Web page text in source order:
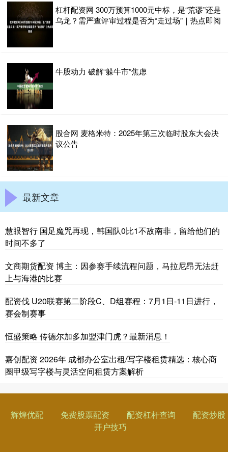
杠杆配资网 300万预算1000元中标，是“荒谬”还是
乌龙？需严查评审过程是否为“走过场”｜热点即阅
牛股动力 破解“躲牛市”焦虑
股合网 麦格米特：2025年第三次临时股东大会决
议公告
最新文章
慧眼智行 国足魔咒再现，韩国队0比1不敌南非，留给他们的
时间不多了
文商期货配资 博主：因参赛手续流程问题，马拉尼昂无法赶
上与海港的比赛
配资伐 U20联赛第二阶段C、D组赛程：7月1日-11日进行，
赛会制赛事
恒盛策略 传德尔加多加盟津门虎？最新消息！
嘉创配资 2026年 成都办公室出租/写字楼租赁精选：核心商
圈甲级写字楼与灵活空间租赁方案解析
辉煌优配 免费股票配资 配资杠杆查询
配资炒股
开户技巧